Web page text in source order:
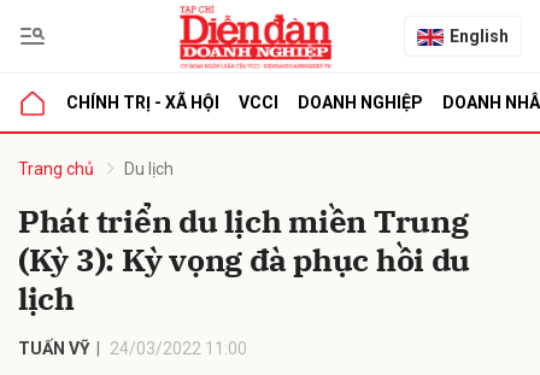
English
CHÍNH TRỊ - XÃ HỘI VCCI DOANH NGHIỆP DOANH
Trang chủ Du lịch
Phát triển du lịch miền Trung
(Kỳ 3): Kỳ vọng đà phục hồi du
lịch
TUẤN VỸ 24/03/2022 11:00
luận